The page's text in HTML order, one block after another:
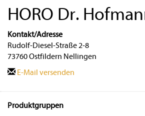
HORO Dr.
Kontakt/Adresse
Rudolf-Diesel-Straße 2-8
73760 Ostfildern Nellingen
E-Mail versenden
Produktgruppen